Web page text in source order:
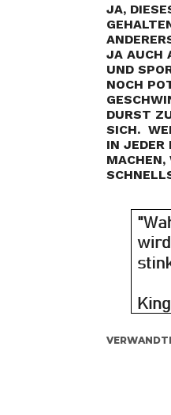
JA,
JA AUCH
ND
OCH
URST ZU
ICH.
N JEDER
ACHEN,